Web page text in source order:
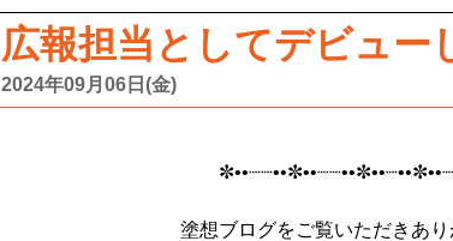
広報担当としてデビュ
2024年09月06日(金)
塗想ブログをご覧いただきあ